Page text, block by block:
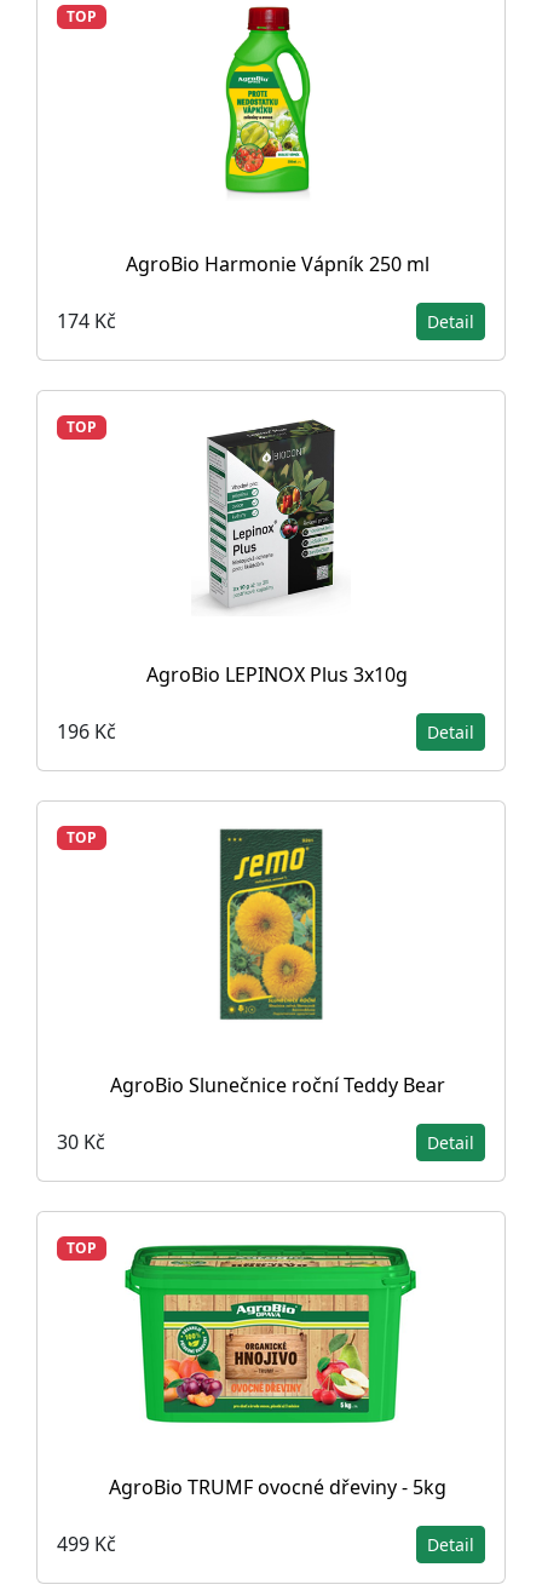
TOP
AgroBio Harmonie Vápník 250 ml
174 Kč Detail
TOP
AgroBio LEPINOX Plus 3x10g
196 Kč Detail
TOP
AgroBio Slunečnice roční Teddy Bear
30 Kč Detail
TOP
AgroBio TRUMF ovocné dřeviny - 5kg
499 Kč Detail